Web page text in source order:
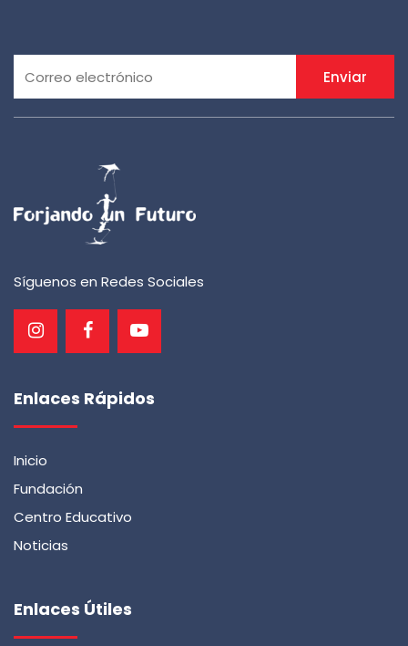
Enviar
Síguenos en Redes Sociales
Enlaces Rápidos
Inicio
Fundación
Centro Educativo
Noticias
Enlaces Útiles